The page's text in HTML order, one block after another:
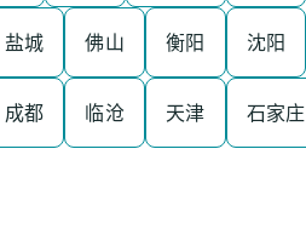
盐城 佛山 衡阳 沈阳
成都 临沧 天津 石家庄